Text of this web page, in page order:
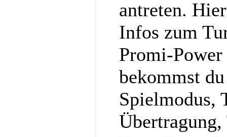
antreten.
Infos zum
Promi-
bekommst
Spielmodus,